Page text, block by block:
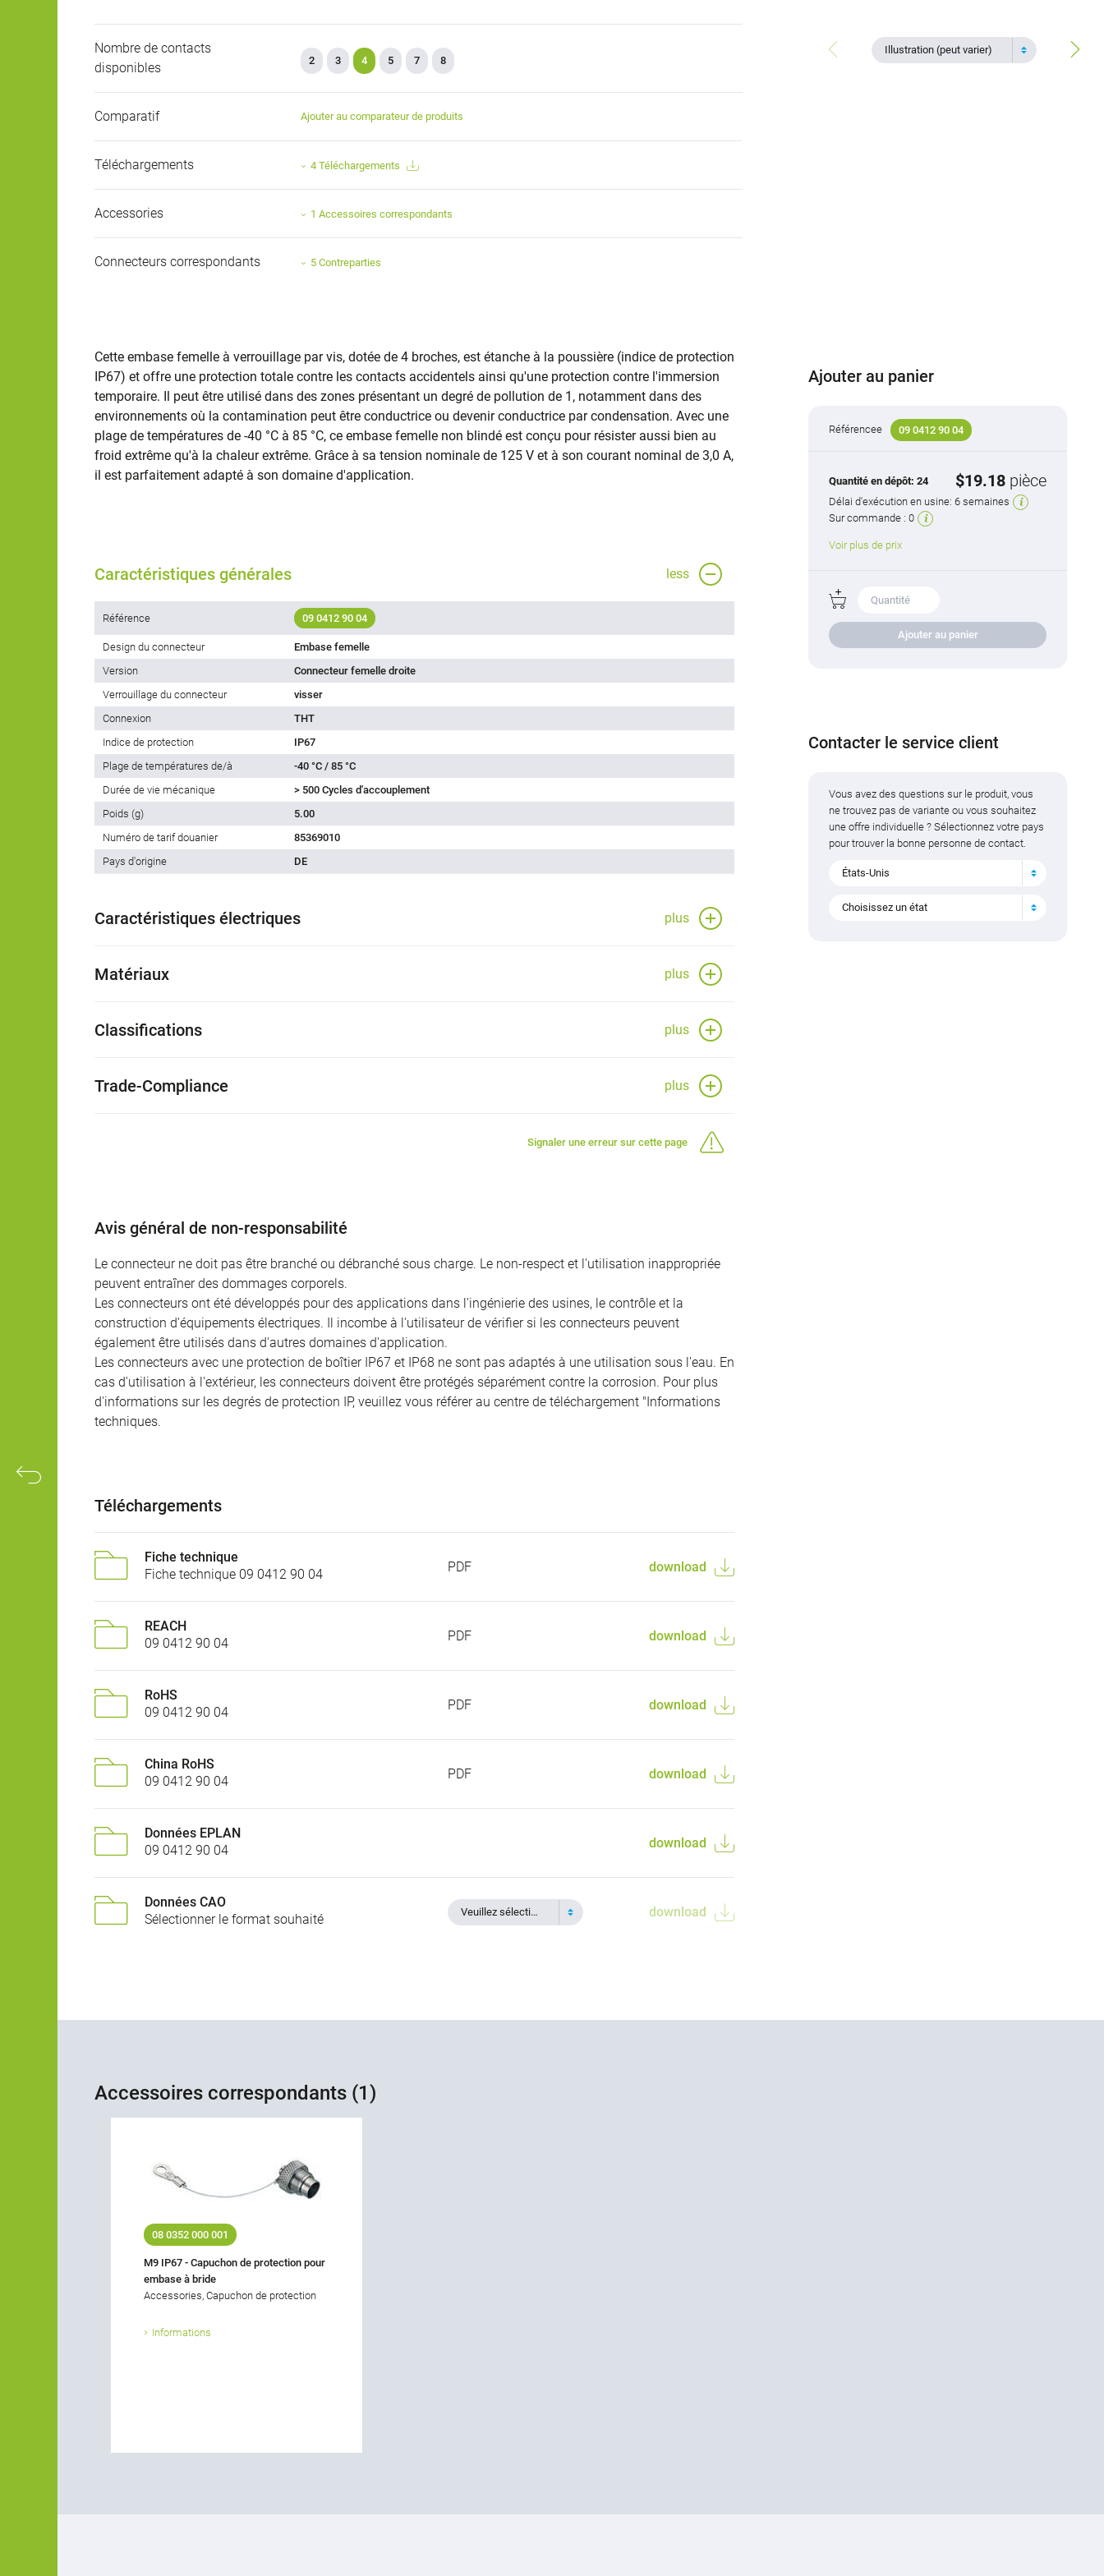
Illustration (peut varier)
Nombre de contacts
disponibles
2 3 4 5 7 8
Comparatif Ajouter au comparateur de produits
Téléchargements 4 Téléchargements
Accessories 1 Accessoires correspondants
Connecteurs correspondants 5 Contreparties
Cette embase femelle à verrouillage par vis, dotée de 4 broches, est étanche à la poussière (indice de protection
IP67) et offre une protection totale contre les contacts accidentels ainsi qu'une protection contre l'immersion
temporaire. Il peut être utilisé dans des zones présentant un degré de pollution de 1, notamment dans des
environnements où la contamination peut être conductrice ou devenir conductrice par condensation. Avec une
plage de températures de -40 °C à 85 °C, ce embase femelle non blindé est conçu pour résister aussi bien au
froid extrême qu'à la chaleur extrême. Grâce à sa tension nominale de 125 V et à son courant nominal de 3,0 A,
il est parfaitement adapté à son domaine d'application.
Caractéristiques générales less
Référence 09 0412 90 04
Design du connecteur
Embase femelle
Version
Connecteur femelle droite
Verrouillage du connecteur
visser
Connexion
THT
Indice de protection
IP67
Plage de températures de/à
-40 °C / 85 °C
Durée de vie mécanique
> 500 Cycles d'accouplement
Poids (g)
5.00
Numéro de tarif douanier
85369010
Pays d'origine
DE
Caractéristiques électriques plus
Matériaux plus
Classifications plus
Trade-Compliance plus
Signaler une erreur sur cette page
Avis général de non-responsabilité
Le connecteur ne doit pas être branché ou débranché sous charge. Le non-respect et l'utilisation inappropriée
peuvent entraîner des dommages corporels.
Les connecteurs ont été développés pour des applications dans l'ingénierie des usines, le contrôle et la
construction d'équipements électriques. Il incombe à l'utilisateur de vérifier si les connecteurs peuvent
également être utilisés dans d'autres domaines d'application.
Les connecteurs avec une protection de boîtier IP67 et IP68 ne sont pas adaptés à une utilisation sous l'eau. En
cas d'utilisation à l'extérieur, les connecteurs doivent être protégés séparément contre la corrosion. Pour plus
d'informations sur les degrés de protection IP, veuillez vous référer au centre de téléchargement "Informations
techniques.
Téléchargements
Fiche technique
Fiche technique 09 0412 90 04
PDF download
REACH
09 0412 90 04
PDF download
RoHS
09 0412 90 04
PDF download
China RoHS
09 0412 90 04
PDF download
Données EPLAN
09 0412 90 04
download
Données CAO
Sélectionner le format souhaité
Veuillez sélectionner download
Ajouter au panier
Référencee 09 0412 90 04
Quantité en dépôt:24 $19.18pièce
Délai d'exécution en usine:6 semaines
Sur commande :0
Voir plus de prix
Ajouter au panier
Contacter le service client
Vous avez des questions sur le produit, vous
ne trouvez pas de variante ou vous souhaitez
une offre individuelle ? Sélectionnez votre pays
pour trouver la bonne personne de contact.
États-Unis
Choisissez un état
Accessoires correspondants (1)
08 0352 000 001
M9 IP67 - Capuchon de protection pour
embase à bride
Accessories, Capuchon de protection
Informations